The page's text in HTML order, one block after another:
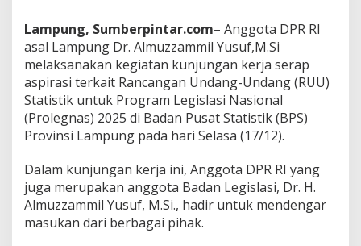
i
R
U
U
S
t
a
s
t
i
k
d
Lampung, Sumberpintar.com– Anggota DPR RI
asal Lampung Dr. Almuzzammil Yusuf,M.Si
melaksanakan kegiatan kunjungan kerja serap
aspirasi terkait Rancangan Undang-Undang (RUU)
Statistik untuk Program Legislasi Nasional
(Prolegnas) 2025 di Badan Pusat Statistik (BPS)
Provinsi Lampung pada hari Selasa (17/12).
Dalam kunjungan kerja ini, Anggota DPR RI yang
juga merupakan anggota Badan Legislasi, Dr. H.
Almuzzammil Yusuf, M.Si., hadir untuk mendengar
masukan dari berbagai pihak.